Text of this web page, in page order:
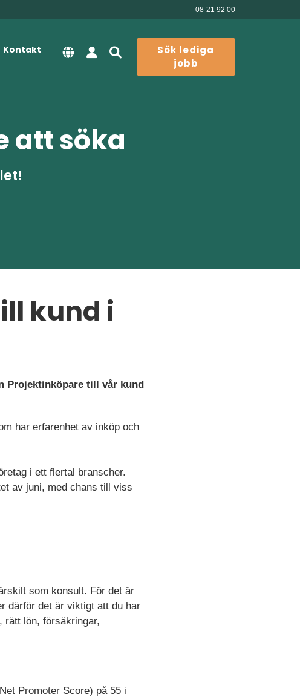
08-21 92 00
Kontakt
Sök lediga
jobb
att söka
kund i
Projektinköpare till vår kund
har erfarenhet av inköp och
i ett flertal branscher.
av juni, med chans till viss
som konsult. För det är
därför det är viktigt att du har
rätt lön, försäkringar,
Promoter Score) på 55 i